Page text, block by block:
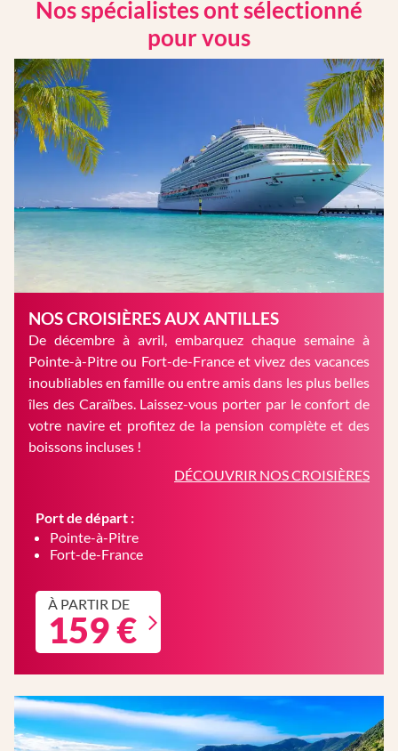
Nos spécialistes ont sélectionné
pour vous
NOS CROISIÈRES AUX ANTILLES
De décembre à avril, embarquez chaque semaine à
Pointe-à-Pitre ou Fort-de-France et vivez des vacances
inoubliables en famille ou entre amis dans les plus belles
îles des Caraïbes. Laissez-vous porter par le confort de
votre navire et profitez de la pension complète et des
boissons incluses !
DÉCOUVRIR NOS CROISIÈRES
Port de départ :
Pointe-à-Pitre
Fort-de-France
À PARTIR DE
159 €